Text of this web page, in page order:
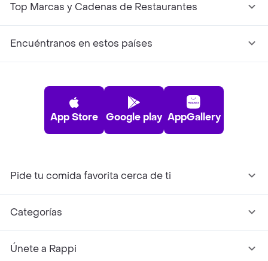
Top Marcas y Cadenas de Restaurantes
Encuéntranos en estos países
App Store Google play AppGallery
Pide tu comida favorita cerca de ti
Categorías
Únete a Rappi